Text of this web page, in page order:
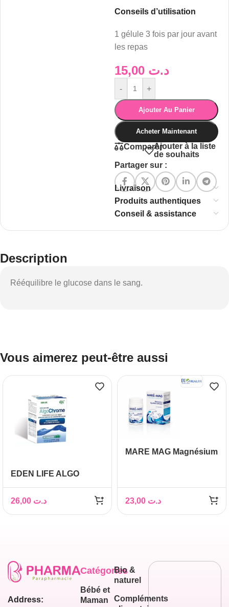
Conseils d’utilisation
1 gélule 3 fois par jour avant
les repas
د.ت
- +
Ajouter Au Panier
Acheter Maintenant
ComparerAjouter à la liste
de souhaits
Partager sur :
Livraison
Produits authentiques
Conseil & assistance
Description
Rééquilibre le glucose dans le sang.
Vous aimerez peut-être aussi
EDEN LIFE ALGO
COMPRIMÉS
د.ت
MARE MAG Magnésium
د.ت
Address:
Catégories
Bébé et
Maman
Bio &
naturel
Compléments